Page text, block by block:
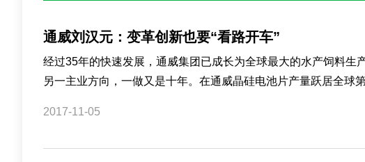
通威刘汉元：变革创新也要“看路开车”
经过35年的快速发展，通威集团已成长为全球最大的水产饲料
另一主业方向，一做又是十年。在通威晶硅电池片产量跃居全球
2017-11-05